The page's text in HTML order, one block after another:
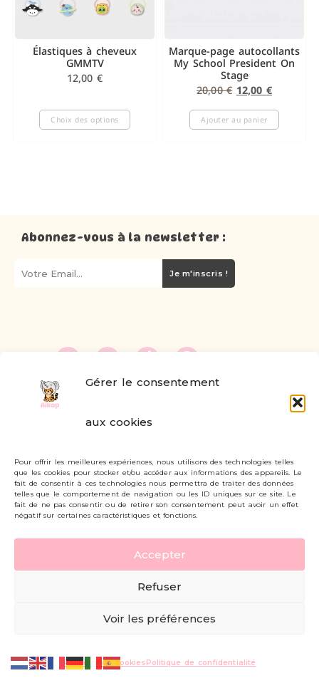
Gérer le consentement
aux cookies
Pour offrir les meilleures expériences, nous utilisons des technologies telles
que les cookies pour stocker et/ou accéder aux informations des appareils. Le
fait de consentir à ces technologies nous permettra de traiter des données
telles que le comportement de navigation ou les ID uniques sur ce site. Le
fait de ne pas consentir ou de retirer son consentement peut avoir un effet
négatif sur certaines caractéristiques et fonctions.
Accepter
Refuser
Voir les préférences
Politique de cookiesPolitique de confidentialité
Élastiques à cheveux
GMMTV
12,00 €
Choix des options
Marque-page autocollants
My School President On
Stage
20,00€ 12,00 €
Ajouter au panier
Abonnez-vous à la newsletter :
Je m'inscris !
Livraisons et retours
Mon compte
Carte cadeau
Politique de confidentialité
Mentions légales - CGV
© AIKOP 2026, tous droits réservés.